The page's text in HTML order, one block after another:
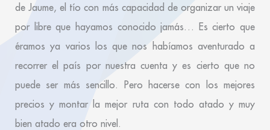
de Jaume, el tío con más capacidad de organizar un viaje
por libre que hayamos conocido jamás… Es cierto que
éramos ya varios los que nos habíamos aventurado a
recorrer el país por nuestra cuenta y es cierto que no
puede ser más sencillo. Pero hacerse con los mejores
precios y montar la mejor ruta con todo atado y muy
bien atado era otro nivel.